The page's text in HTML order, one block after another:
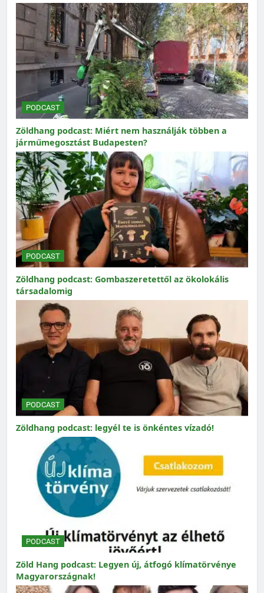
PODCAST
Zöldhang podcast: Miért nem használják többen a
járműmegosztást Budapesten?
PODCAST
Zöldhang podcast: Gombaszeretettől az ökolokális
társadalomig
PODCAST
Zöldhang podcast: legyél te is önkéntes vízadó!
PODCAST
Zöld Hang podcast: Legyen új, átfogó klímatörvénye
Magyarországnak!